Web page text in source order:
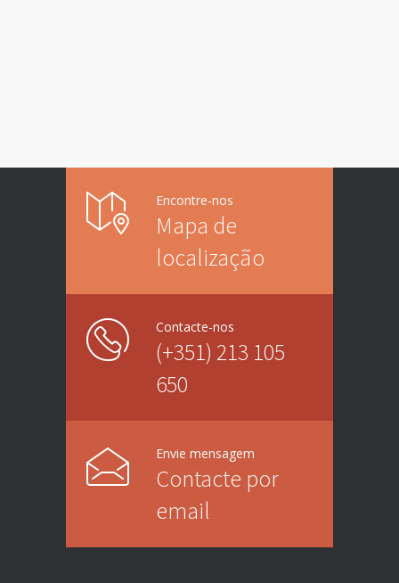
Encontre-nos
Mapa de
localização
Contacte-nos
(+351) 213 105
650
Envie mensagem
Contacte por
email